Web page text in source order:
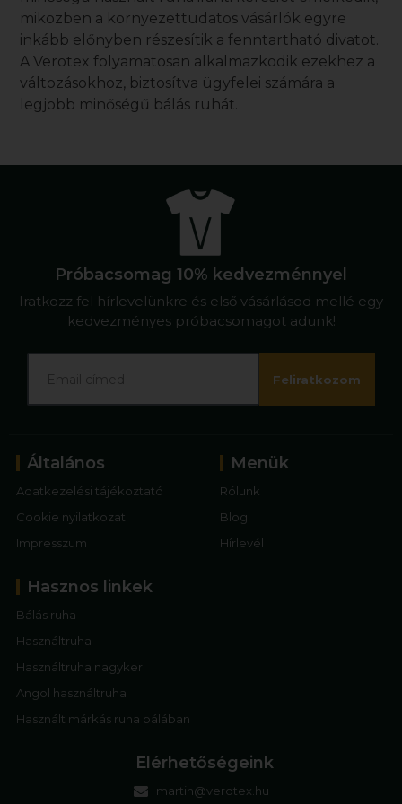
miközben a környezettudatos vásárlók egyre
inkább előnyben részesítik a fenntartható divatot.
A Verotex folyamatosan alkalmazkodik ezekhez a
változásokhoz, biztosítva ügyfelei számára a
legjobb minőségű bálás ruhát.
Próbacsomag 10% kedvezménnyel
Iratkozz fel hírlevelünkre és első vásárlásod mellé egy
kedvezményes próbacsomagot adunk!
Feliratkozom
Általános
Adatkezelési tájékoztató
Cookie nyilatkozat
Impresszum
Menük
Rólunk
Blog
Hírlevél
Hasznos linkek
Bálás ruha
Használtruha
Használtruha nagyker
Angol használtruha
Használt márkás ruha bálában
Elérhetőségeink
martin@verotex.hu